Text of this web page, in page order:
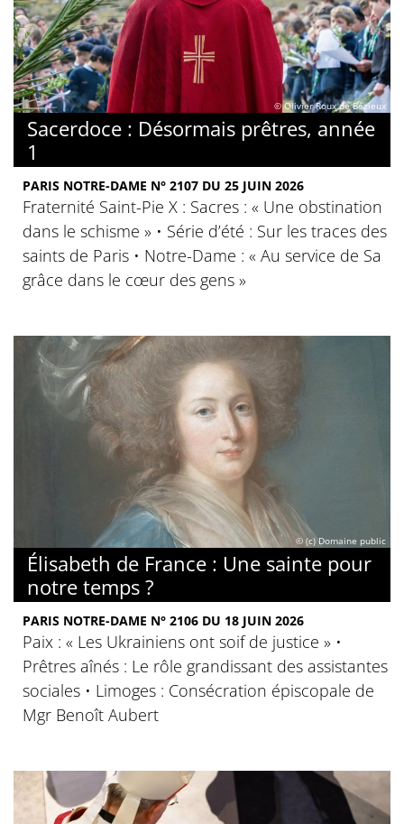
© Olivier Roux de Bézieux
Sacerdoce : Désormais prêtres, année
1
PARIS NOTRE-DAME N° 2107 DU 25 JUIN 2026
Fraternité Saint-Pie X : Sacres : « Une obstination
dans le schisme » • Série d’été : Sur les traces des
saints de Paris • Notre-Dame : « Au service de Sa
grâce dans le cœur des gens »
© (c) Domaine public
Élisabeth de France : Une sainte pour
notre temps ?
PARIS NOTRE-DAME N° 2106 DU 18 JUIN 2026
Paix : « Les Ukrainiens ont soif de justice » •
Prêtres aînés : Le rôle grandissant des assistantes
sociales • Limoges : Consécration épiscopale de
Mgr Benoît Aubert